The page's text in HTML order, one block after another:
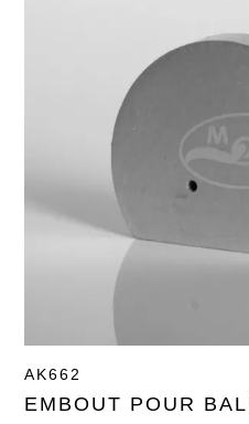
AK662
EMBOUT POUR